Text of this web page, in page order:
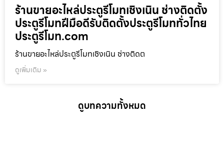
ร้านขายอะไหล่ประตูรีโมทเชิงเนิน ช่างติดตั้ง
ประตูรีโมทฝีมือดีรับติดตั้งประตูรีโมททั่วไทย
ประตูรีโมท.com
ร้านขายอะไหล่ประตูรีโมทเชิงเนิน ช่างติดต
ดูเพิ่มเติม »
ดูบทความทั้งหมด